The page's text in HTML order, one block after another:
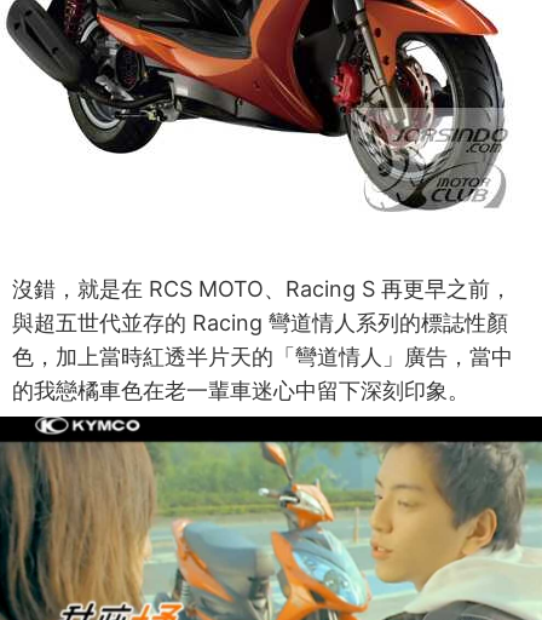
沒錯，就是在 RCS MOTO、Racing S 再更早之前，
與超五世代並存的 Racing 彎道情人系列的標誌性顏
色，加上當時紅透半片天的「彎道情人」廣告，當中
的我戀橘車色在老一輩車迷心中留下深刻印象。